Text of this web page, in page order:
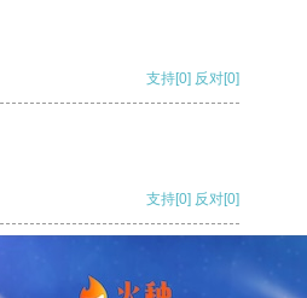
支持[0] 反对[0]
支持[0] 反对[0]